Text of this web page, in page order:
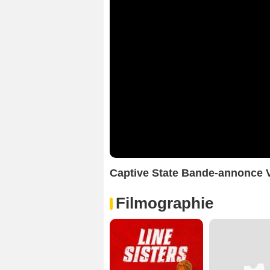
Captive State Bande-annonce
Filmographie